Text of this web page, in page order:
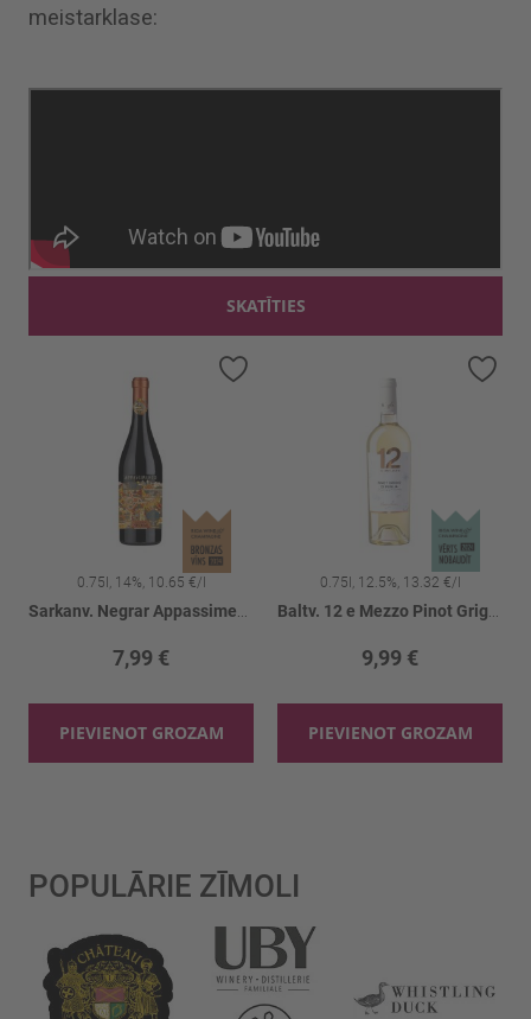
meistarklase:
SKATĪTIES
0.75l, 14%, 10.65 €/l
7,99 €
PIEVIENOT GROZAM
0.75l, 12.5%, 13.32 €/l
9,99 €
PIEVIENOT GROZAM
POPULĀRIE ZĪMOLI